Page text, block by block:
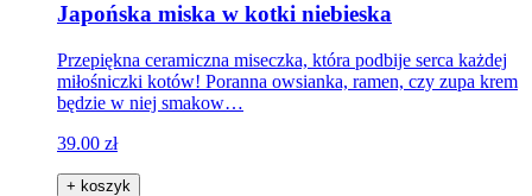
Japońska miska w kotki niebieska
Przepiękna ceramiczna miseczka, która podbije serca każdej
miłośniczki kotów! Poranna owsianka, ramen, czy zupa krem
będzie w niej smakow…
39.00 zł
+ koszyk